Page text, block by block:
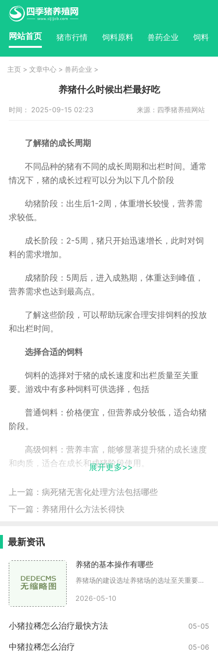
网站首页 猪市行情 饲料原料 兽药企业 饲料
主页 > 文章中心 > 兽药企业 >
养猪什么时候出栏最好吃
时间： 2025-09-15 02:23 来源：四季猪养殖网站
了解猪的成长周期
不同品种的猪有不同的成长周期和出栏时间。通常
情况下，猪的成长过程可以分为以下几个阶段
幼猪阶段：出生后1-2周，体重增长较慢，营养需
求较低。
成长阶段：2-5周，猪只开始迅速增长，此时对饲
料的需求增加。
成猪阶段：5周后，进入成熟期，体重达到峰值，
营养需求也达到最高点。
了解这些阶段，可以帮助玩家合理安排饲料的投放
和出栏时间。
选择合适的饲料
饲料的选择对于猪的成长速度和出栏质量至关重
要。游戏中有多种饲料可供选择，包括
普通饲料：价格便宜，但营养成分较低，适合幼猪
阶段。
高级饲料：营养丰富，能够显著提升猪的成长速度
和肉质，适合在成长和成猪阶段使用。
为了确保猪只能够在最佳状态下出栏，建议在猪只
出栏时机的选择直接影响到收益，以下是几个影响
出栏时机的关键因素
体重：不同品种的猪有不同的最佳出栏体重。一般
来说，达到成猪阶段的猪体重应在100-150公斤之间，
市场价格高峰时出栏，可以获得更高的收益。
展开更多>>
上一篇： 病死猪无害化处理方法包括哪些
下一篇： 养猪用什么方法长得快
最新资讯
养猪的基本操作有哪些
养猪场的建设选址养猪场的选址至关重要，应该选择在通风良好、排水方便、远离污染源的地方。理想的养猪场距离居民区应有一定的距离，以避免臭味对周围环境的影响。场地设计养
2026-05-10
小猪拉稀怎么治疗最快方法 05-05
中猪拉稀怎么治疗 05-06